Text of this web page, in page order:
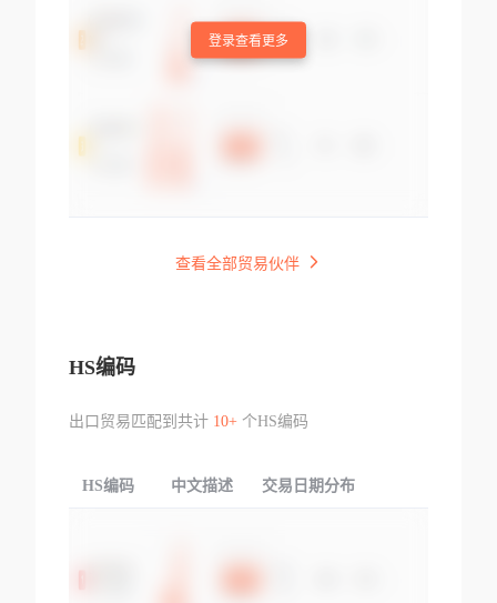
登录查看更多
查看全部贸易伙伴
HS编码
出口贸易匹配到共计 10+个HS编码
HS编码 中文描述 交易日期分布